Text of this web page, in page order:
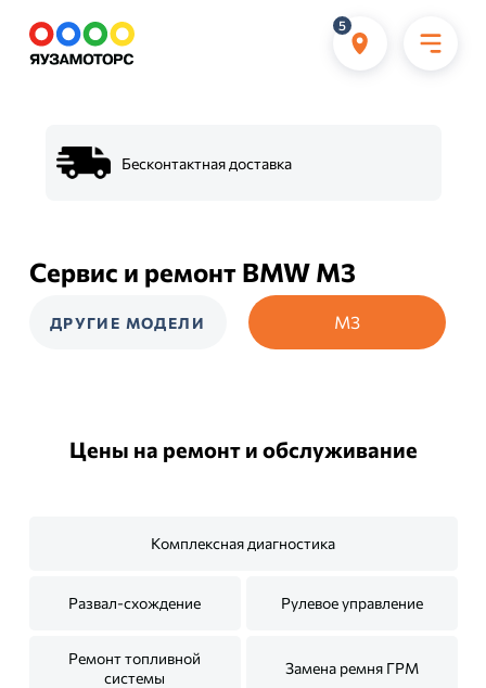
5
Бесконтактная доставка
Сервис и ремонт BMW M3
ДРУГИЕ МОДЕЛИ M3
Цены на ремонт и обслуживание
Комплексная диагностика
Развал-схождение Рулевое управление
Ремонт топливной
системы
Замена ремня ГРМ